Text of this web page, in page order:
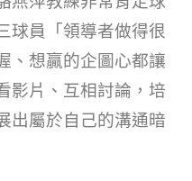
球員「領導者做得很
、想贏的企圖心都讓
影片、互相討論，培
出屬於自己的溝通暗